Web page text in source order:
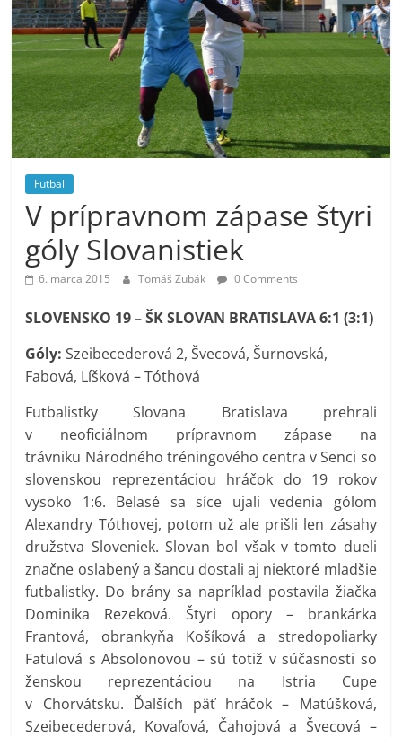
Futbal
V prípravnom zápase štyri
góly Slovanistiek
6. marca 2015 Tomáš Zubák 0 Comments
SLOVENSKO 19 – ŠK SLOVAN BRATISLAVA 6:1 (3:1)
Góly: Szeibecederová 2, Švecová, Šurnovská,
Fabová, Líšková – Tóthová
Futbalistky Slovana Bratislava prehrali
v neoficiálnom prípravnom zápase na
trávniku Národného tréningového centra v Senci so
slovenskou reprezentáciou hráčok do 19 rokov
vysoko 1:6. Belasé sa síce ujali vedenia gólom
Alexandry Tóthovej, potom už ale prišli len zásahy
družstva Sloveniek. Slovan bol však v tomto dueli
značne oslabený a šancu dostali aj niektoré mladšie
futbalistky. Do brány sa napríklad postavila žiačka
Dominika Rezeková. Štyri opory – brankárka
Frantová, obrankyňa Košíková a stredopoliarky
Fatulová s Absolonovou – sú totiž v súčasnosti so
ženskou reprezentáciou na Istria Cupe
v Chorvátsku. Ďalších päť hráčok – Matúšková,
Szeibecederová, Kovaľová, Čahojová a Švecová –